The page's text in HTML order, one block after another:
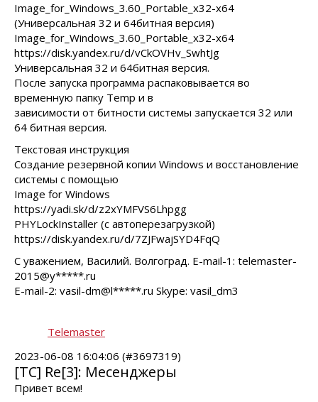
Image_for_Windows_3.60_Portable_x32-x64
(Универсальная 32 и 64битная версия)
Image_for_Windows_3.60_Portable_x32-x64
https://disk.yandex.ru/d/vCkOVHv_SwhtJg
Универсальная 32 и 64битная версия.
После запуска программа распаковывается во
временную папку Temp и в
зависимости от битности системы запускается 32 или
64 битная версия.
Текстовая инструкция
Создание резервной копии Windows и восстановление
системы с помощью
Image for Windows
https://yadi.sk/d/z2xYMFVS6Lhpgg
PHYLockInstaller (с автоперезагрузкой)
https://disk.yandex.ru/d/7ZJFwajSYD4FqQ
С уважением, Василий. Волгоград. E-mail-1: telemaster-
2015@y*****.ru
E-mail-2: vasil-dm@l*****.ru Skype: vasil_dm3
Telemaster
2023-06-08 16:04:06 (#3697319)
[TC] Re[3]: Месенджеры
Привет всем!